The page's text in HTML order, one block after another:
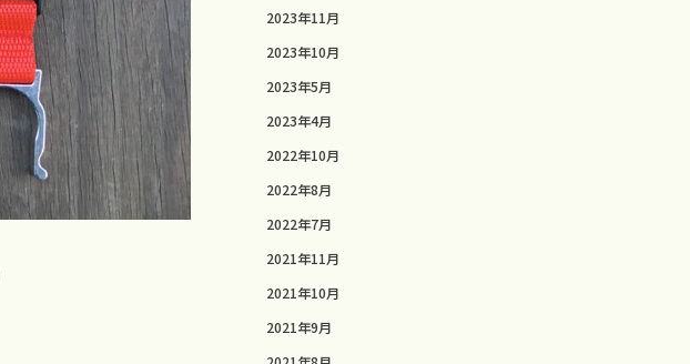
2023年11月
2023年10月
2023年5月
2023年4月
2022年10月
2022年8月
2022年7月
2021年11月
2021年10月
2021年9月